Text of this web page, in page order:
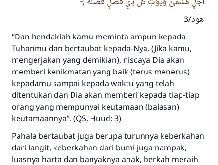
هود/3
“Dan hendaklah kamu meminta ampun kepada
Tuhanmu dan bertaubat kepada-Nya. (Jika kamu,
mengerjakan yang demikian), niscaya Dia akan
memberi kenikmatan yang baik (terus menerus)
kepadamu sampai kepada waktu yang telah
ditentukan dan Dia akan memberi kepada tiap-tiap
orang yang mempunyai keutamaan (balasan)
keutamaannya”. (QS. Huud: 3)
Pahala bertaubat juga berupa turunnya keberkahan
dari langit, keberkahan dari bumi juga nampak,
luasnya harta dan banyaknya anak, berkah meraih